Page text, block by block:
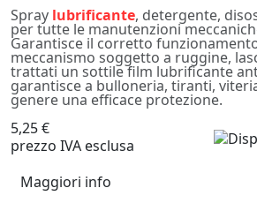
Spray lubrificante, detergente,
per tutte le manutenzioni
Garantisce il corretto
meccanismo soggetto a ruggine,
trattati un sottile film lubrificante
garantisce a bulloneria, tiranti,
genere una efficace protezione.
5,25 €
prezzo IVA esclusa
Maggiori info